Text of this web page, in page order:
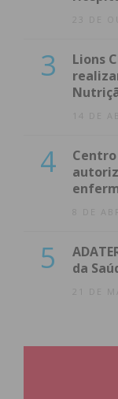
23 DE
3
Lions
14 DE
4
8 DE
5
da
21 DE